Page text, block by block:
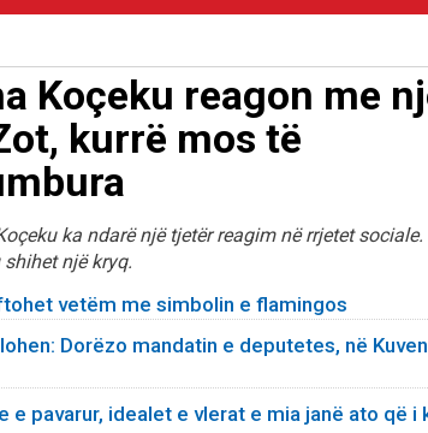
Koçeku reagon me
kurrë mos të
ka ndarë një tjetër reagim në rrjetet sociale.
një kryq.
vetëm me simbolin e flamingos
Dorëzo mandatin e deputetes, në
pavarur, idealet e vlerat e mia janë ato që i